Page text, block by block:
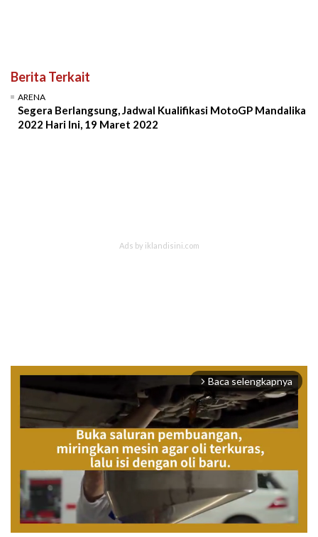
Berita Terkait
ARENA
Segera Berlangsung, Jadwal Kualifikasi MotoGP Mandalika
2022 Hari Ini, 19 Maret 2022
arrow_forward_ios Baca selengkapnya